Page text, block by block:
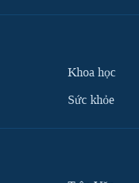
Khoa học
Sức khỏe